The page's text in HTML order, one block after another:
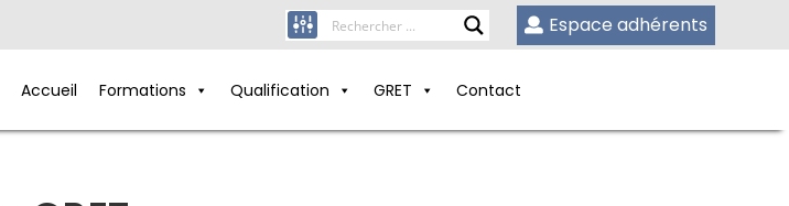
Espace adhérents
Accueil Formations Qualification GRET Contact